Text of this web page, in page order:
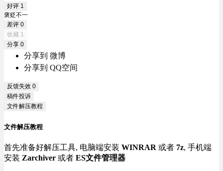
好评 1
褒贬不一
差评 0
收藏 1
分享 0
分享到 微博
分享到 QQ空间
反馈失效 0
稿件投诉
文件解压教程
文件解压教程
首先准备好解压工具, 电脑端安装 WINRAR 或者 7z, 手机端
安装 Zarchiver 或者 ES文件管理器